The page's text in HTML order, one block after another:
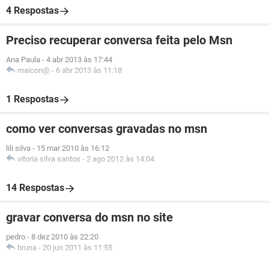
4 Respostas
Preciso recuperar conversa feita pelo Msn
Ana Paula - 4 abr 2013 às 17:44
maicon@ - 6 abr 2013 às 11:18
1 Respostas
como ver conversas gravadas no msn
lili silva - 15 mar 2010 às 16:12
vitoria silva santos - 2 ago 2012 às 14:04
14 Respostas
gravar conversa do msn no site
pedro - 8 dez 2010 às 22:20
bruna - 20 jun 2011 às 11:55